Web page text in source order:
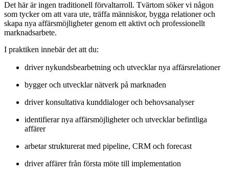
Det här är ingen traditionell förvaltarroll. Tvärtom söker vi någon
som tycker om att vara ute, träffa människor, bygga relationer och
skapa nya affärsmöjligheter genom ett aktivt och professionellt
marknadsarbete.
I praktiken innebär det att du:
driver nykundsbearbetning och utvecklar nya affärsrelationer
bygger och utvecklar nätverk på marknaden
driver konsultativa kunddialoger och behovsanalyser
identifierar nya affärsmöjligheter och utvecklar befintliga
affärer
arbetar strukturerat med pipeline, CRM och forecast
driver affärer från första möte till implementation